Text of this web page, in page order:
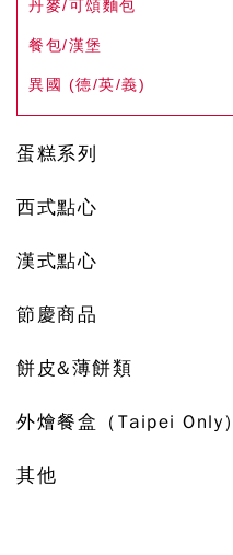
丹麥/可頌麵包
餐包/漢堡
異國 (德/英/義)
蛋糕系列
西式點心
漢式點心
節慶商品
餅皮&薄餅類
外燴餐盒（Taipei Only）
其他